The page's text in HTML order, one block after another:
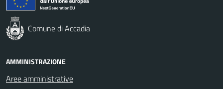
Comune di Accadia
AMMINISTRAZIONE
Aree amministrative